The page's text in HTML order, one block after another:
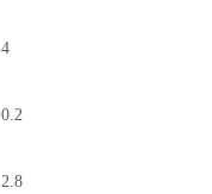
4
0.2
2.8